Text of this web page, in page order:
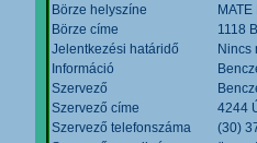
Börze helyszíne
Börze címe
1118
Jelentkezési határidő
Nincs
Információ
Szervező
Szervező címe
4244
Szervező telefonszáma
(30)